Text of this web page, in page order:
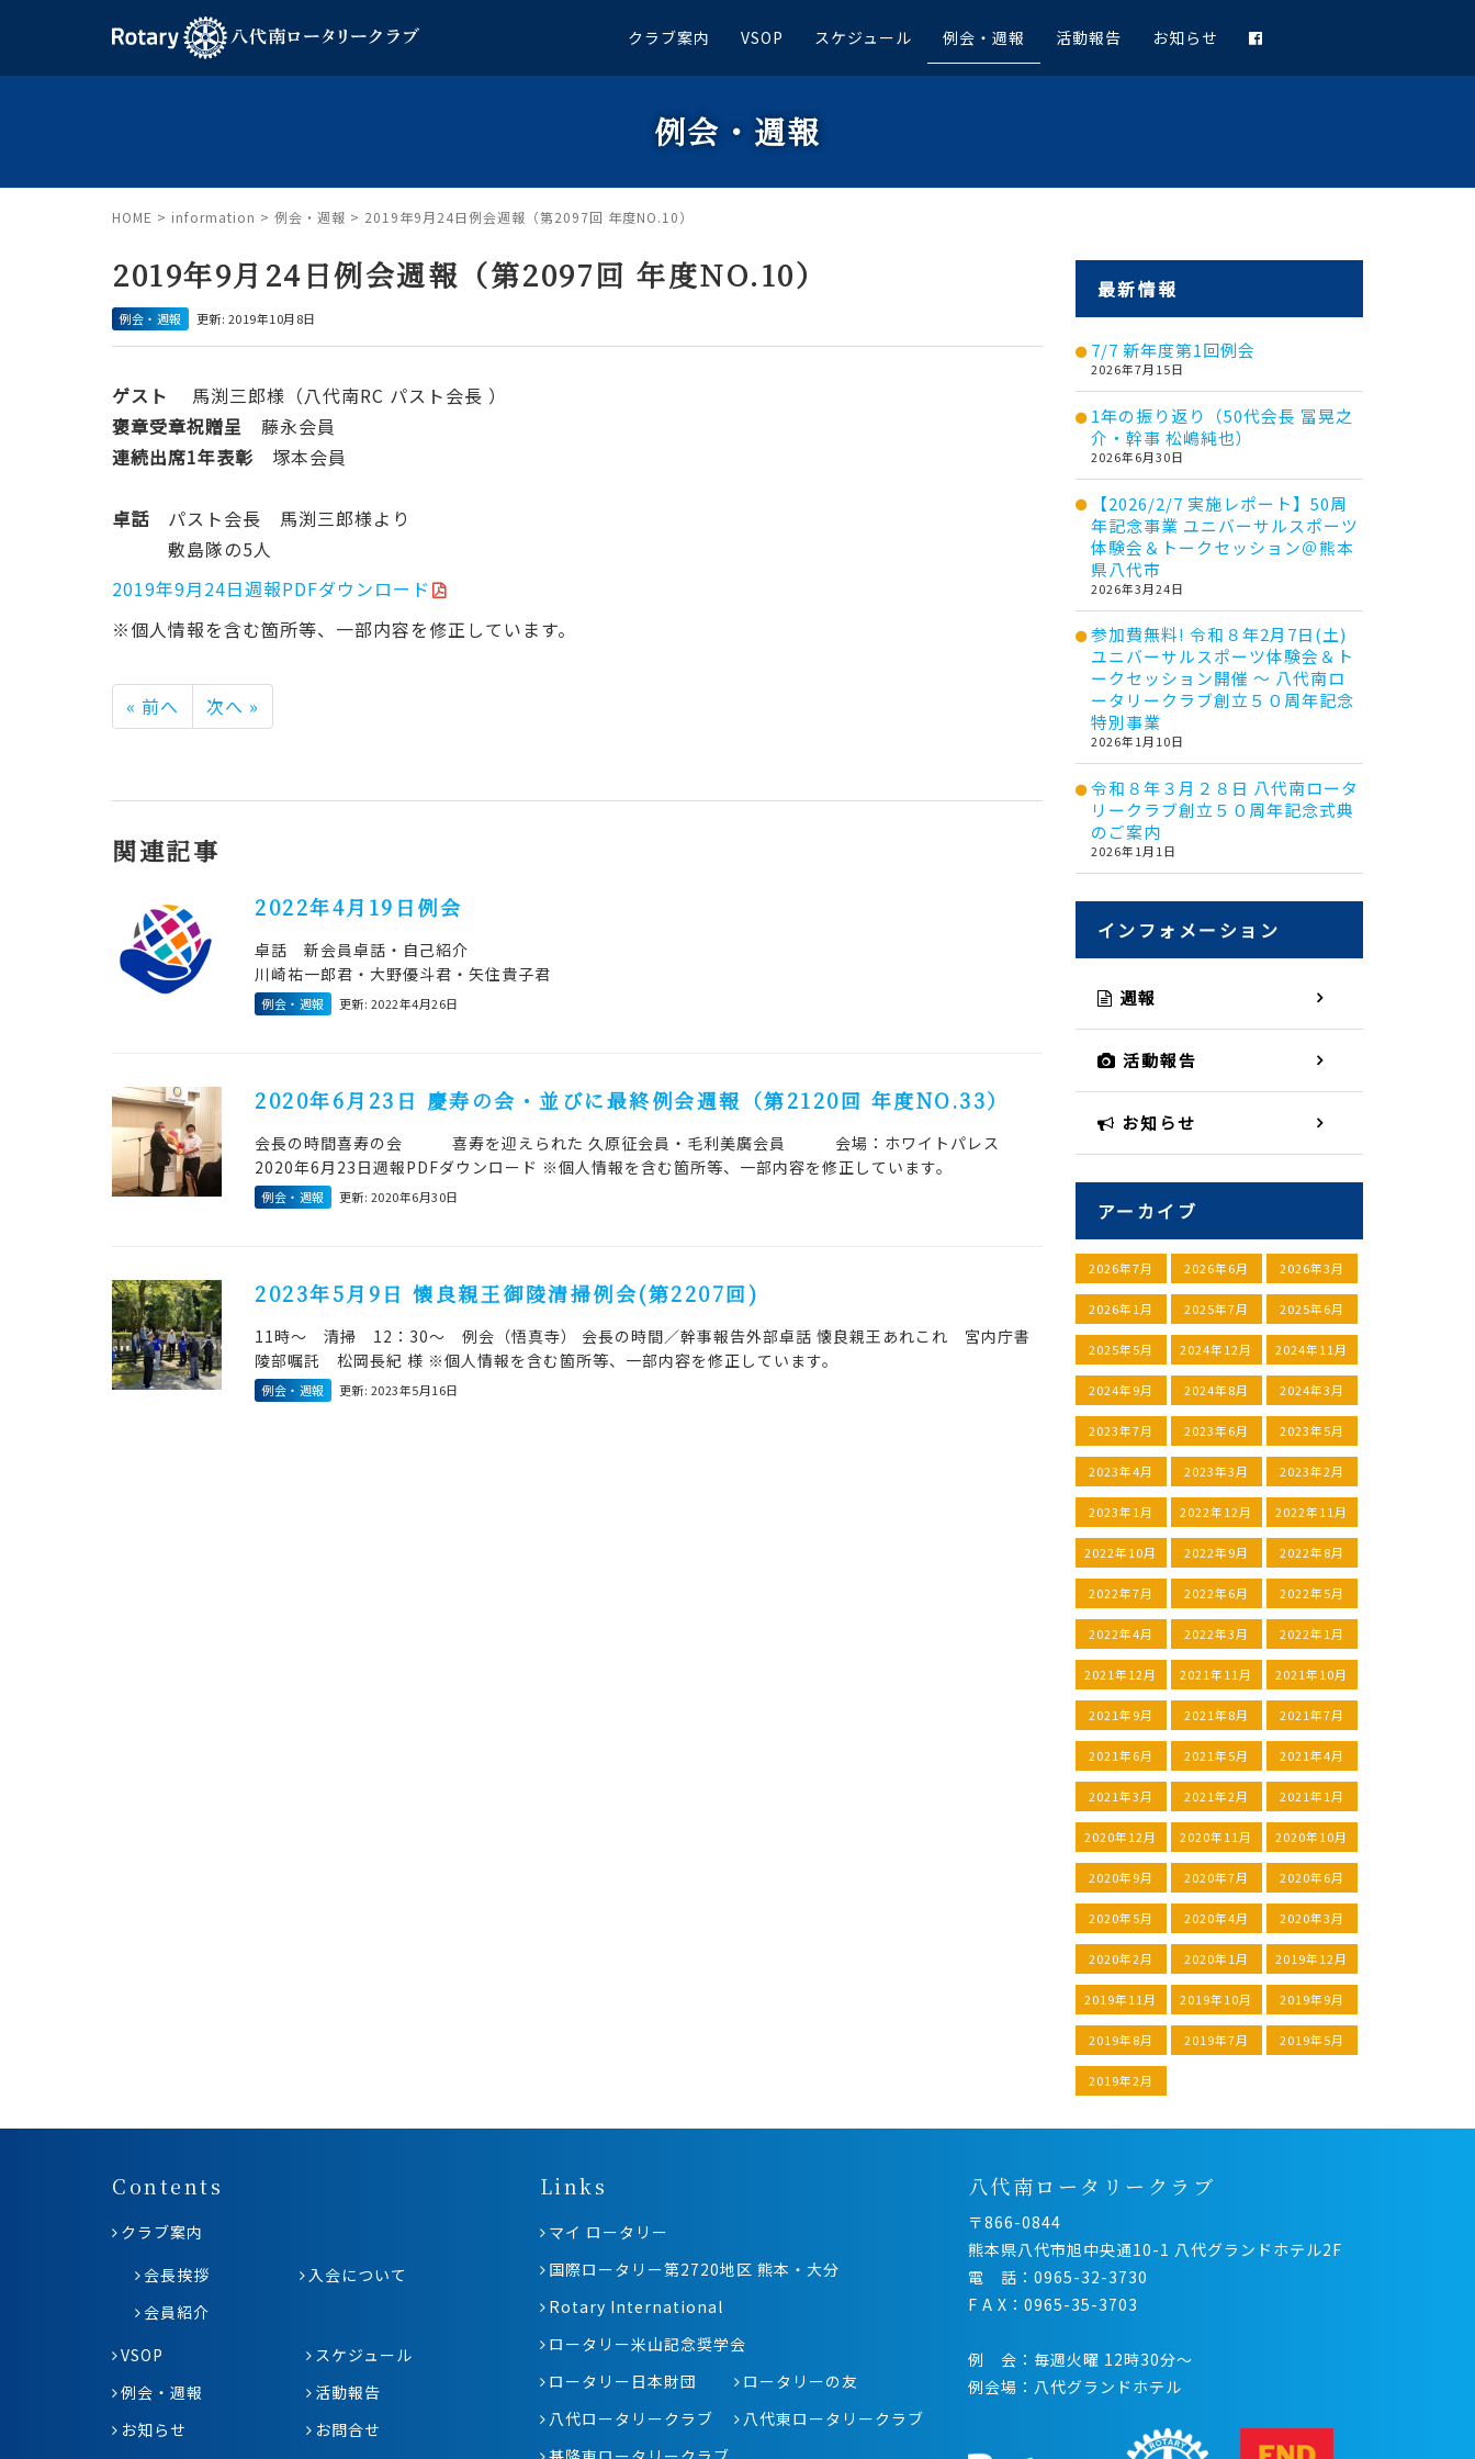
クラブ案内 VSOP スケジュール 例会・週報 活動報告 お知らせ
例会・週報
HOME > information > 例会・週報 > 2019年9月24日例会週報（第2097回 年度NO.10）
2019年9月24日例会週報（第2097回 年度NO.10）
例会・週報 更新: 2019年10月8日
ゲスト
馬渕三郎様（八代南RC パスト会長 ）
褒章受章祝贈呈 藤永会員
連続出席1年表彰 塚本会員
卓話 パスト会長 馬渕三郎様より
敷島隊の5人
2019年9月24日週報PDFダウンロード
※個人情報を含む箇所等、一部内容を修正しています。
« 前へ 次へ »
関連記事
2022年4月19日例会
卓話 新会員卓話・自己紹介
川崎祐一郎君・大野優斗君・矢住貴子君
例会・週報 更新: 2022年4月26日
2020年6月23日 慶寿の会・並びに最終例会週報（第2120回 年度NO.33）
会長の時間喜寿の会 喜寿を迎えられた 久原征会員・毛利美廣会員 会場：ホワイトパレス
2020年6月23日週報PDFダウンロード ※個人情報を含む箇所等、一部内容を修正しています。
例会・週報 更新: 2020年6月30日
2023年5月9日 懐良親王御陵清掃例会(第2207回)
11時～ 清掃 12：30～ 例会（悟真寺） 会長の時間／幹事報告外部卓話 懐良親王あれこれ 宮内庁書
陵部嘱託 松岡長紀 様 ※個人情報を含む箇所等、一部内容を修正しています。
例会・週報 更新: 2023年5月16日
最新情報
7/7 新年度第1回例会
2026年7月15日
1年の振り返り（50代会長 冨晃之
介・幹事 松嶋純也）
2026年6月30日
【2026/2/7 実施レポート】50周
年記念事業 ユニバーサルスポーツ
体験会＆トークセッション＠熊本
県八代市
2026年3月24日
参加費無料! 令和８年2月7日(土)
ユニバーサルスポーツ体験会＆ト
ークセッション開催 ～ 八代南ロ
ータリークラブ創立５０周年記念
特別事業
2026年1月10日
令和８年３月２８日 八代南ロータ
リークラブ創立５０周年記念式典
のご案内
2026年1月1日
インフォメーション
週報
活動報告
お知らせ
アーカイブ
2026年7月 2026年6月 2026年3月
2026年1月 2025年7月 2025年6月
2025年5月 2024年12月 2024年11月
2024年9月 2024年8月 2024年3月
2023年7月 2023年6月 2023年5月
2023年4月 2023年3月 2023年2月
2023年1月 2022年12月 2022年11月
2022年10月 2022年9月 2022年8月
2022年7月 2022年6月 2022年5月
2022年4月 2022年3月 2022年1月
2021年12月 2021年11月 2021年10月
2021年9月 2021年8月 2021年7月
2021年6月 2021年5月 2021年4月
2021年3月 2021年2月 2021年1月
2020年12月 2020年11月 2020年10月
2020年9月 2020年7月 2020年6月
2020年5月 2020年4月 2020年3月
2020年2月 2020年1月 2019年12月
2019年11月 2019年10月 2019年9月
2019年8月 2019年7月 2019年5月
2019年2月
Contents
クラブ案内
会長挨拶
入会について
会員紹介
VSOP
スケジュール
例会・週報
活動報告
お知らせ
お問合せ
Links
マイ ロータリー
国際ロータリー第2720地区 熊本・大分
Rotary International
ロータリー米山記念奨学会
ロータリー日本財団
ロータリーの友
八代ロータリークラブ
八代東ロータリークラブ
八代南ロータリークラブ
〒866-0844
熊本県八代市旭中央通10-1 八代グランドホテル2F
電 話：0965-32-3730
F A X：0965-35-3703
例 会：毎週火曜 12時30分〜
例会場：八代グランドホテル